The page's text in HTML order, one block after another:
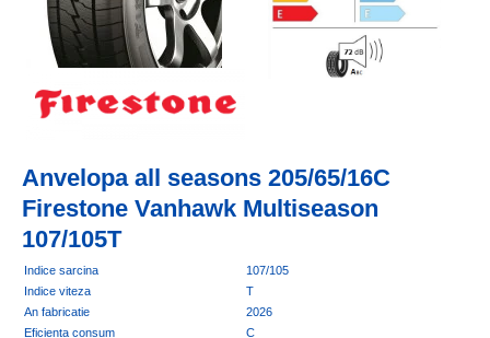
Anvelopa all seasons 205/65/16C
Firestone Vanhawk Multiseason
107/105T
Indice sarcina
107/105
Indice viteza
T
An fabricatie
2026
Eficienta consum
C